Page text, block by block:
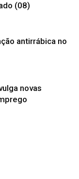
(08)
antirrábica no
novas